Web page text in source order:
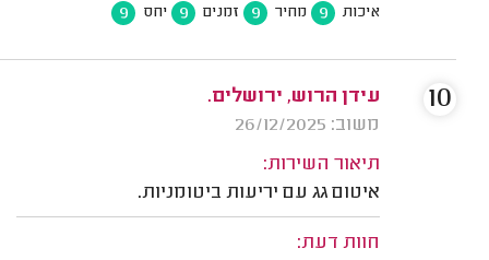
איכות 9 מחיר 9 זמנים 9 יחס 9
עידן הרוש, ירושלים.
משוב: 26/12/2025
תיאור השירות:
איטום גג עם יריעות ביטומניות.
חוות דעת:
10